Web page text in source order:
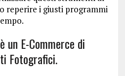
reperire i giusti programmi
un E-Commerce di
Fotografici.